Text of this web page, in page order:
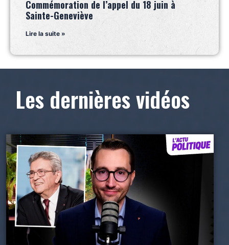
Commémoration de l’appel du 18 juin à
Sainte-Geneviève
Lire la suite »
Les dernières vidéos